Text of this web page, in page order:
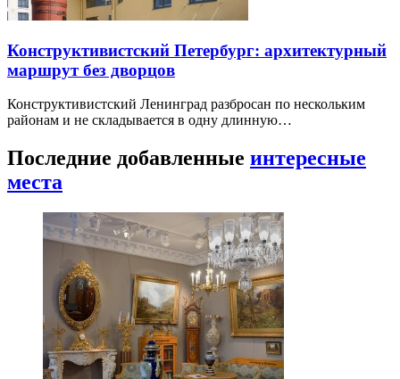
Конструктивистский Петербург: архитектурный
маршрут без дворцов
Конструктивистский Ленинград разбросан по нескольким
районам и не складывается в одну длинную…
Последние добавленные интересные
места